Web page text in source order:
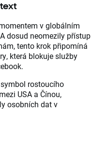
v globálním
dosud neomezily přístup
tento krok připomíná
která blokuje služby
rostoucího
USA a Čínou,
osobních dat v